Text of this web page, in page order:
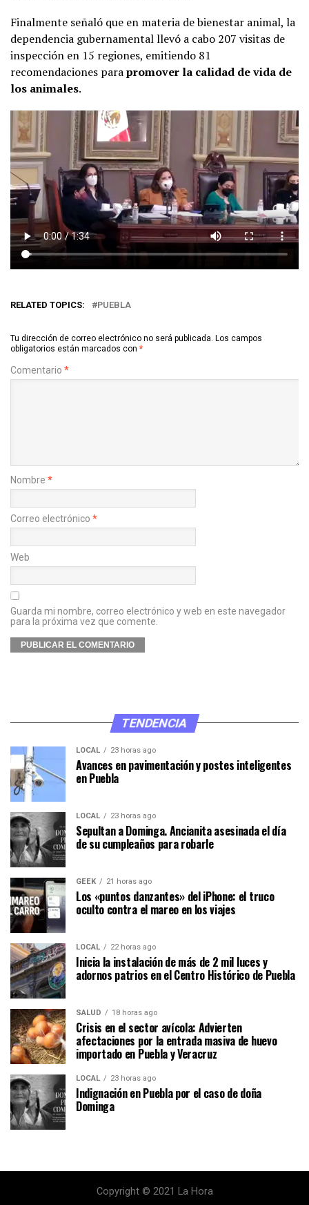
Finalmente señaló que en materia de bienestar animal, la
dependencia gubernamental llevó a cabo 207 visitas de
inspección en 15 regiones, emitiendo 81
recomendaciones parapromover la calidad de vida de
los animales.
RELATED TOPICS: PUEBLA
Tu dirección de correo electrónico no será publicada. Los campos
obligatorios están marcados con *
Comentario *
Nombre *
Correo electrónico *
Web
Guarda mi nombre, correo electrónico y web en este navegador
para la próxima vez que comente.
TENDENCIA
LOCAL 23 horas ago
Avances en pavimentación y postes inteligentes
en Puebla
LOCAL 23 horas ago
Sepultan a Dominga. Ancianita asesinada el día
de su cumpleaños para robarle
GEEK 21 horas ago
Los «puntos danzantes» del iPhone: el truco
oculto contra el mareo en los viajes
LOCAL 22 horas ago
Inicia la instalación de más de 2 mil luces y
adornos patrios en el Centro Histórico de Puebla
SALUD 18 horas ago
Crisis en el sector avícola: Advierten
afectaciones por la entrada masiva de huevo
importado en Puebla y Veracruz
LOCAL 23 horas ago
Indignación en Puebla por el caso de doña
Dominga
Copyright © 2021 La Hora